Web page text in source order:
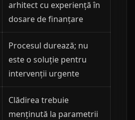
arhitect cu experiență în
dosare de finanțare
Procesul durează; nu
este o soluție pentru
intervenții urgente
Clădirea trebuie
menținută la parametrii